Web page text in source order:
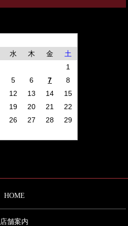
水 木 金
土
1
5 6 7
8
12 13 14
15
19 20 21
22
26 27 28
29
HOME
店舗案内